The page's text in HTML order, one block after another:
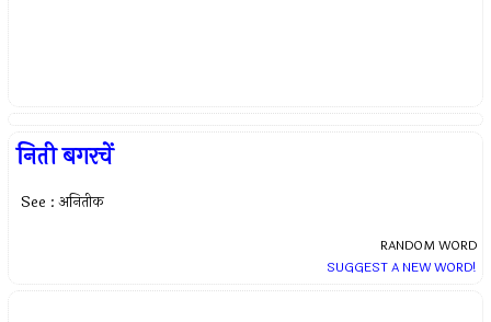
निती बगरचें
See : अनितीक
RANDOM WORD
SUGGEST A NEW WORD!